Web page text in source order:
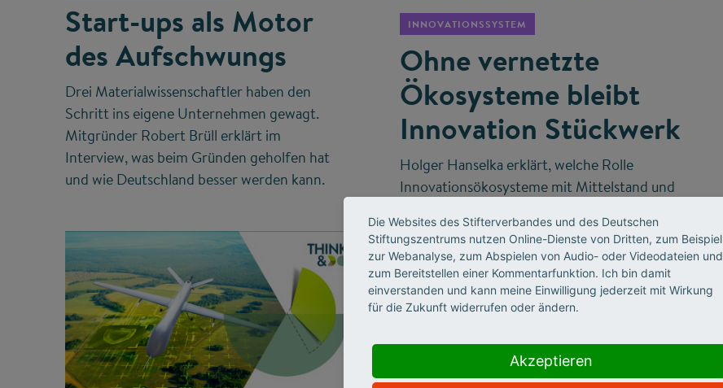
Start-ups als Motor
des Aufschwungs
Drei Materialwissenschaftler haben den
Schritt ins eigene Unternehmen gewagt.
Mitgründer Robert Brüll erklärt im
Interview, was beim Gründen geholfen hat
und wie Deutschland besser werden kann.
INNOVATIONSSYSTEM
Ohne vernetzte
Ökosysteme bleibt
Innovation Stückwerk
Holger Hanselka erklärt, welche Rolle
Innovationsökosysteme mit Mittelstand und
spezialisierter KI und industriellen
Datenschätzen technologischer Vorreiter
werden kann.
Die Websites des Stifterverbandes und des Deutschen
Stiftungszentrums nutzen Online-Dienste von Dritten, zum Beispiel
zur Webanalyse, zum Abspielen von Audio- oder Videodateien und
zum Bereitstellen einer Kommentarfunktion. Ich bin damit
einverstanden und kann meine Einwilligung jederzeit mit Wirkung
für die Zukunft widerrufen oder ändern.
Akzeptieren